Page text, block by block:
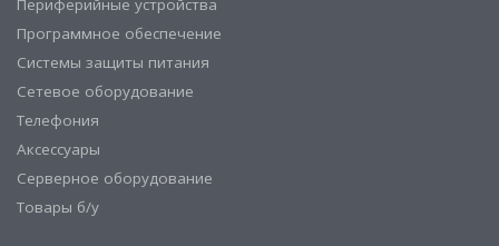
Периферийные устройства
Программное обеспечение
Системы защиты питания
Сетевое оборудование
Телефония
Аксессуары
Серверное оборудование
Товары б/у